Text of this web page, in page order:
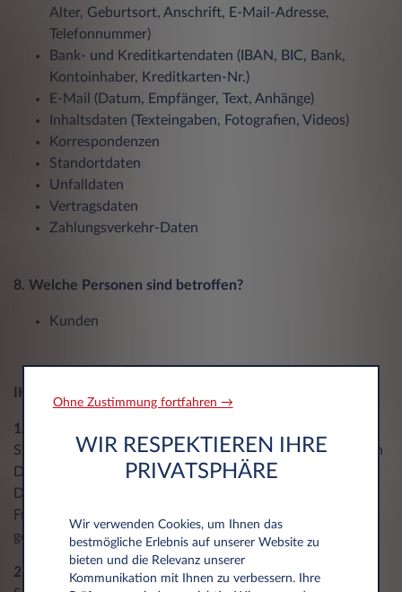
Alter, Geburtsort, Anschrift, E-Mail-Adresse,
Telefonnummer)
Bank- und Kreditkartendaten (IBAN, BIC, Bank,
Kontoinhaber, Kreditkarten-Nr.)
E-Mail (Datum, Empfänger, Text, Anhänge)
Inhaltsdaten (Texteingaben, Fotografien, Videos)
Korrespondenzen
Standortdaten
Unfalldaten
Vertragsdaten
Zahlungsverkehr-Daten
8. Welche Personen sind betroffen?
Kunden
IHRE RECHTE:
1.
Sie haben ein Recht auf Auskunft über die Sie betreffenden
Daten. Genau dies wird mit dem hier vorliegenden
Dokument weitgehend gewährleistet. Wenn Sie weitere
Fragen bzw. Anliegen haben, so können Sie uns natürlich
gerne kontaktieren.
2. Das Recht auf "Berichtigung" unrichtiger Daten
Ohne Zustimmung fortfahren →
WIR RESPEKTIEREN IHRE
PRIVATSPHÄRE
Wir verwenden Cookies, um Ihnen das
bestmögliche Erlebnis auf unserer Website zu
bieten und die Relevanz unserer
Kommunikation mit Ihnen zu verbessern. Ihre